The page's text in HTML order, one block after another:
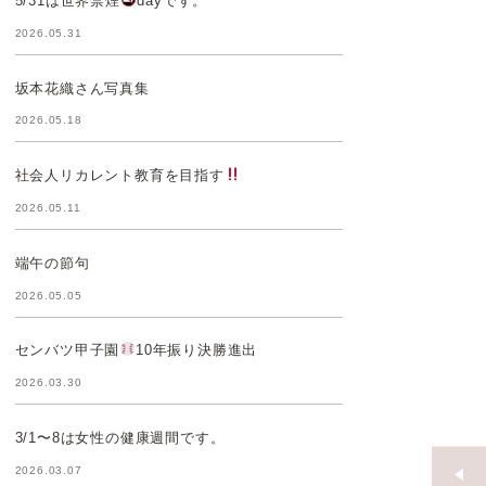
2026.05.31
坂本花織さん写真集
2026.05.18
社会人リカレント教育を目指す
2026.05.11
端午の節句
2026.05.05
センバツ甲子園 10年振り決勝進出
2026.03.30
3/1〜8は女性の健康週間です。
2026.03.07